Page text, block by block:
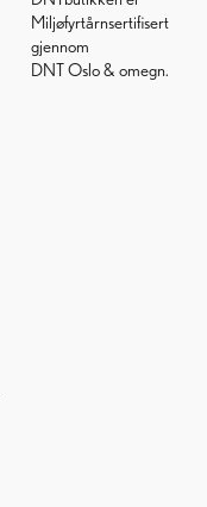
Miljøfyrtårnsertifisert
gjennom
DNT Oslo & omegn.